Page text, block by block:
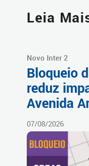
Leia
Novo Inter 2
Bloqueio
reduz
Avenida
07/08/2026